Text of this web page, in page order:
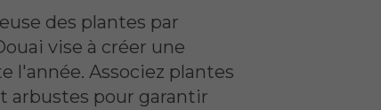
des plantes par
vise à créer une
l'année. Associez plantes
arbustes pour garantir